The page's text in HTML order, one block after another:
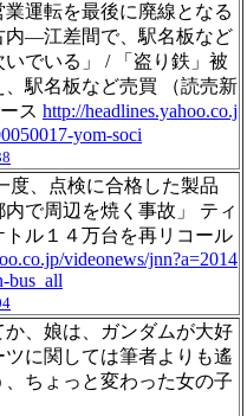
業運転を最後に廃線となる
内―江差間で、駅名板など
でいる」 / 「盗り鉄」被
駅名板など売買 （読売新
ス http://headlines.yahoo.co.j
yom-soci
度、点検に合格した製品
で周辺を焼く事故」 ティ
トル１４万台を再リコール
videonews/jnn?a=2014
bus_all
か、娘は、ガンダムが大好
ツに関しては筆者よりも遙
ちょっと変わった女の子